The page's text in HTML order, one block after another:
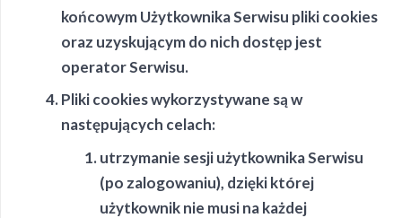
końcowym Użytkownika Serwisu pliki cookies
oraz uzyskującym do nich dostęp jest
operator Serwisu.
Pliki cookies wykorzystywane są w
następujących celach:
utrzymanie sesji użytkownika Serwisu
(po zalogowaniu), dzięki której
użytkownik nie musi na każdej